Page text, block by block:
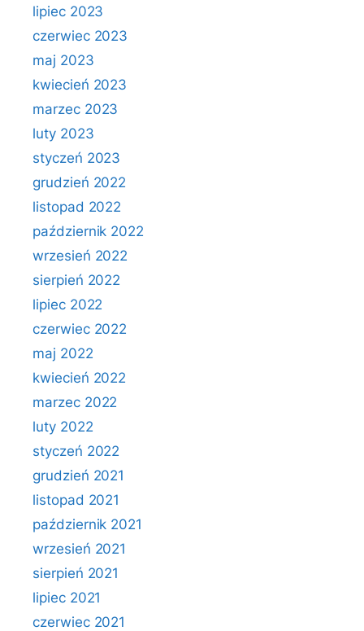
lipiec 2023
czerwiec 2023
maj 2023
kwiecień 2023
marzec 2023
luty 2023
styczeń 2023
grudzień 2022
listopad 2022
październik 2022
wrzesień 2022
sierpień 2022
lipiec 2022
czerwiec 2022
maj 2022
kwiecień 2022
marzec 2022
luty 2022
styczeń 2022
grudzień 2021
listopad 2021
październik 2021
wrzesień 2021
sierpień 2021
lipiec 2021
czerwiec 2021